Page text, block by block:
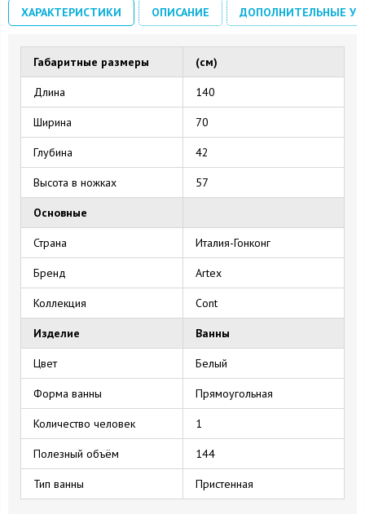
ХАРАКТЕРИСТИКИ ОПИСАНИЕ ДОПОЛНИТЕЛЬНЫЕ
Габаритные размеры (см)
Длина 140
Ширина 70
Глубина 42
Высота в ножках 57
Основные
Страна Италия-Гонконг
Бренд Artex
Коллекция Cont
Изделие Ванны
Цвет Белый
Форма ванны Прямоугольная
Количество человек 1
Полезный объём 144
Тип ванны Пристенная